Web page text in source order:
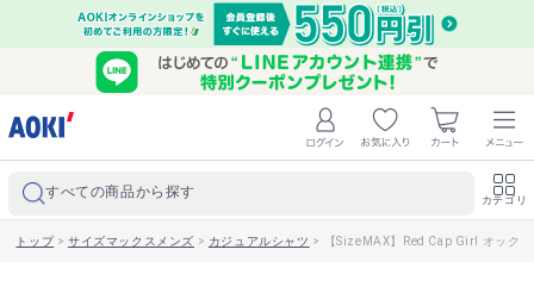
すべての商品から探す カテゴリ
トップ>サイズマックスメンズ > カジュアルシャツ > 【SizeMAX】Red Cap Girl オック